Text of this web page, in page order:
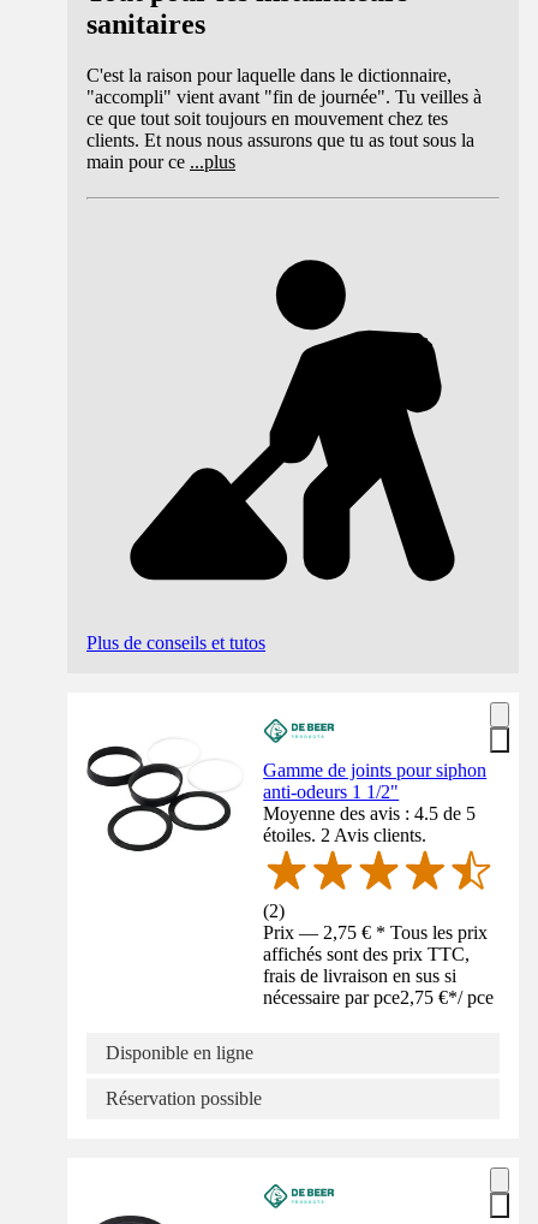
sanitaires
C'est la raison pour laquelle dans le dictionnaire,
"accompli" vient avant "fin de journée". Tu veilles à
ce que tout soit toujours en mouvement chez tes
clients. Et nous nous assurons que tu as tout sous la
main pour ce ...plus
Plus de conseils et tutos
Gamme de joints pour siphon
anti-odeurs 1 1/2"
Moyenne des avis : 4.5 de 5
étoiles. 2 Avis clients.
(2)
Prix — 2,75 € * Tous les prix
affichés sont des prix TTC,
frais de livraison en sus si
nécessaire par pce2,75 €*/ pce
Disponible en ligne
Réservation possible